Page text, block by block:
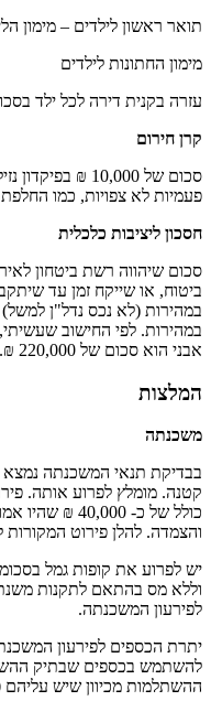
תואר ראשון לילדים – מימון
מימון החתונות לילדים
עזרה בקנית דירה לכל ילד
קרן חירום
סכום של 10,000
פעמיות לא צפויות, כמו
חסכון ליציבות כלכלית
סכום שיהווה רשת ביטחון
ביטוח, או שייקח זמן עד
במהירות (לא נכס נדל"ן
במהירות. לפי החישוב
אבני הוא סכום של 220,000 ₪.
המלצות
משכנתה
בבדיקת תנאי המשכנתה נמצא
קטנה. מומלץ לפרוע אותה.
כולל של כ-
והצמדה. להלן פירוט המקורות
לפירעון המשכנתה.
יתרת הכספים לפירעון
להשתמש בכספים שבתיק
ההשתלמות מכיוון שיש עליהם